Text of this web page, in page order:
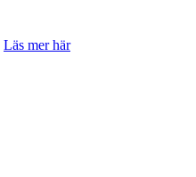
Läs mer här